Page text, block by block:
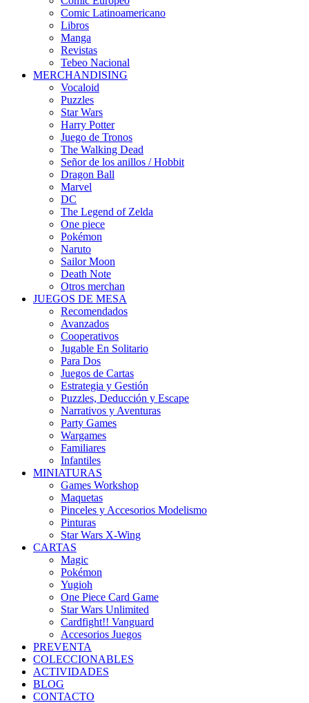
Comic Latinoamericano
Libros
Manga
Revistas
Tebeo Nacional
MERCHANDISING
Vocaloid
Puzzles
Star Wars
Harry Potter
Juego de Tronos
The Walking Dead
Señor de los anillos / Hobbit
Dragon Ball
Marvel
DC
The Legend of Zelda
One piece
Pokémon
Naruto
Sailor Moon
Death Note
Otros merchan
JUEGOS DE MESA
Recomendados
Avanzados
Cooperativos
Jugable En Solitario
Para Dos
Juegos de Cartas
Estrategia y Gestión
Puzzles, Deducción y Escape
Narrativos y Aventuras
Party Games
Wargames
Familiares
Infantiles
MINIATURAS
Games Workshop
Maquetas
Pinceles y Accesorios Modelismo
Pinturas
Star Wars X-Wing
CARTAS
Magic
Pokémon
Yugioh
One Piece Card Game
Star Wars Unlimited
Cardfight!! Vanguard
Accesorios Juegos
PREVENTA
COLECCIONABLES
ACTIVIDADES
BLOG
CONTACTO